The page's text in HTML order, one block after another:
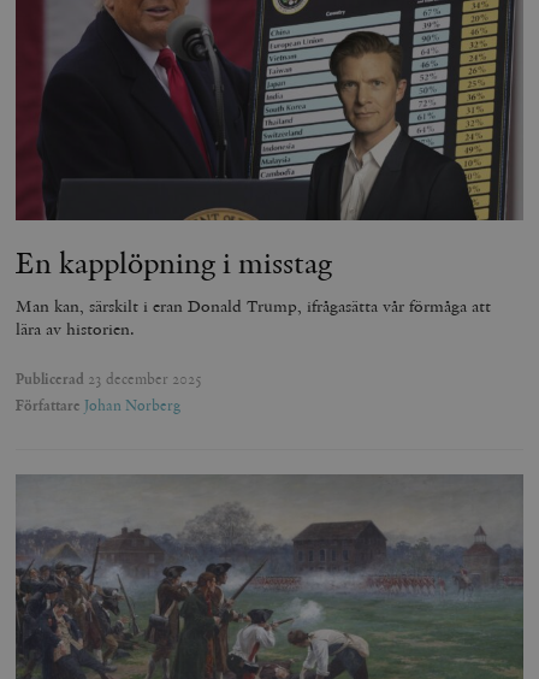
En kapplöpning i misstag
Man kan, särskilt i eran Donald Trump, ifrågasätta vår förmåga att
lära av historien.
Publicerad 23 december 2025
Författare Johan Norberg